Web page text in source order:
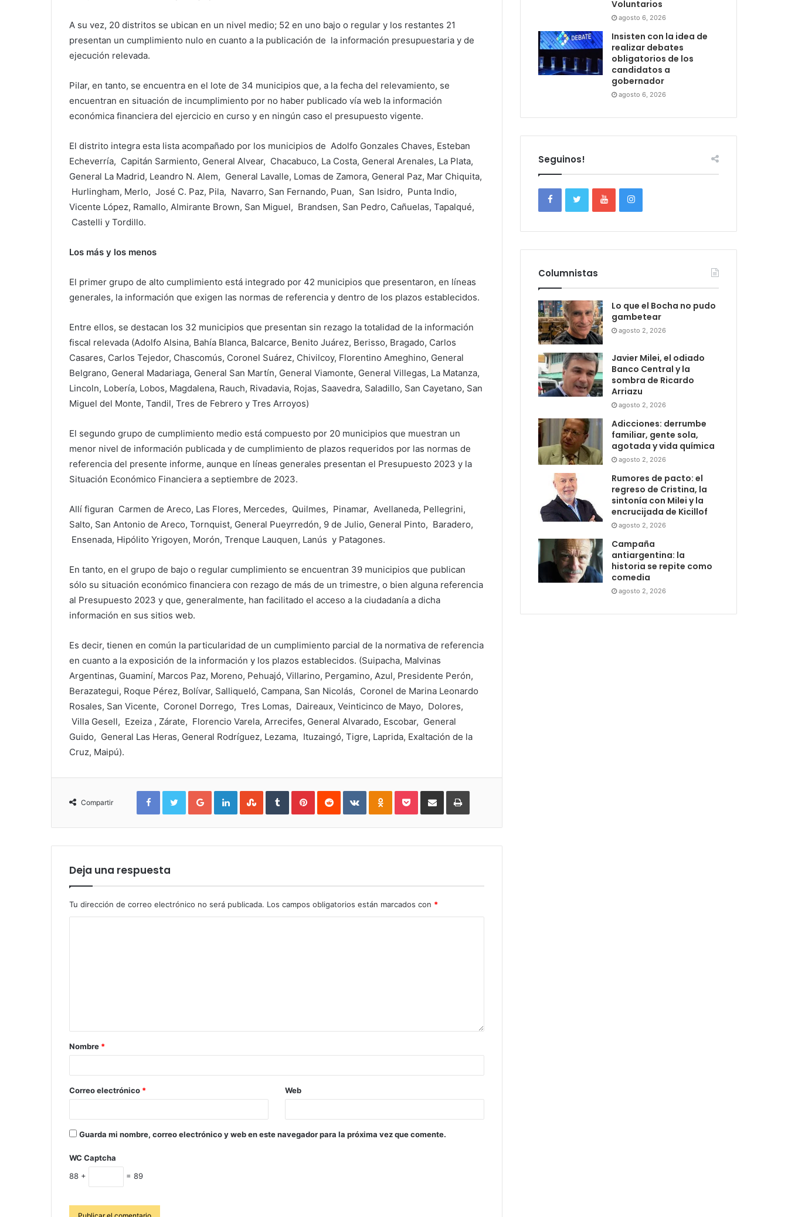
A su vez, 20 distritos se ubican en un nivel medio; 52 en uno bajo o regular y los restantes 21
presentan un cumplimiento nulo en cuanto a la publicación de la información presupuestaria y de
ejecución relevada.
Pilar, en tanto, se encuentra en el lote de 34 municipios que, a la fecha del relevamiento, se
encuentran en situación de incumplimiento por no haber publicado vía web la información
económica financiera del ejercicio en curso y en ningún caso el presupuesto vigente.
El distrito integra esta lista acompañado por los municipios de Adolfo Gonzales Chaves, Esteban
Echeverría, Capitán Sarmiento, General Alvear, Chacabuco, La Costa, General Arenales, La Plata,
General La Madrid, Leandro N. Alem, General Lavalle, Lomas de Zamora, General Paz, Mar Chiquita,
Hurlingham, Merlo, José C. Paz, Pila, Navarro, San Fernando, Puan, San Isidro, Punta Indio,
Vicente López, Ramallo, Almirante Brown, San Miguel, Brandsen, San Pedro, Cañuelas, Tapalqué,
Castelli y Tordillo.
Los más y los menos
El primer grupo de alto cumplimiento está integrado por 42 municipios que presentaron, en líneas
generales, la información que exigen las normas de referencia y dentro de los plazos establecidos.
Entre ellos, se destacan los 32 municipios que presentan sin rezago la totalidad de la información
fiscal relevada (Adolfo Alsina, Bahía Blanca, Balcarce, Benito Juárez, Berisso, Bragado, Carlos
Casares, Carlos Tejedor, Chascomús, Coronel Suárez, Chivilcoy, Florentino Ameghino, General
Belgrano, General Madariaga, General San Martín, General Viamonte, General Villegas, La Matanza,
Lincoln, Lobería, Lobos, Magdalena, Rauch, Rivadavia, Rojas, Saavedra, Saladillo, San Cayetano, San
Miguel del Monte, Tandil, Tres de Febrero y Tres Arroyos)
El segundo grupo de cumplimiento medio está compuesto por 20 municipios que muestran un
menor nivel de información publicada y de cumplimiento de plazos requeridos por las normas de
referencia del presente informe, aunque en líneas generales presentan el Presupuesto 2023 y la
Situación Económico Financiera a septiembre de 2023.
Allí figuran Carmen de Areco, Las Flores, Mercedes, Quilmes, Pinamar, Avellaneda, Pellegrini,
Salto, San Antonio de Areco, Tornquist, General Pueyrredón, 9 de Julio, General Pinto, Baradero,
Ensenada, Hipólito Yrigoyen, Morón, Trenque Lauquen, Lanús y Patagones.
En tanto, en el grupo de bajo o regular cumplimiento se encuentran 39 municipios que publican
sólo su situación económico financiera con rezago de más de un trimestre, o bien alguna referencia
al Presupuesto 2023 y que, generalmente, han facilitado el acceso a la ciudadanía a dicha
información en sus sitios web.
Es decir, tienen en común la particularidad de un cumplimiento parcial de la normativa de referencia
en cuanto a la exposición de la información y los plazos establecidos. (Suipacha, Malvinas
Argentinas, Guaminí, Marcos Paz, Moreno, Pehuajó, Villarino, Pergamino, Azul, Presidente Perón,
Berazategui, Roque Pérez, Bolívar, Salliqueló, Campana, San Nicolás, Coronel de Marina Leonardo
Rosales, San Vicente, Coronel Dorrego, Tres Lomas, Daireaux, Veinticinco de Mayo, Dolores,
Villa Gesell, Ezeiza , Zárate, Florencio Varela, Arrecifes, General Alvarado, Escobar, General
Guido, General Las Heras, General Rodríguez, Lezama, Ituzaingó, Tigre, Laprida, Exaltación de la
Cruz, Maipú).
Compartir
FacebookTwitterGoogle+LinkedInStumbleUpon
TumblrPinterestReddit VKontakteOdnoklassniki
PocketShare
Email
Print
Deja una respuesta
Tu dirección de correo electrónico no será publicada. Los campos obligatorios están marcados con *
Nombre *
Correo electrónico * Web
Guarda mi nombre, correo electrónico y web en este navegador para la próxima vez que comente.
WC Captcha
88 +
= 89
Voluntarios
agosto 6, 2026
Insisten con la idea de
realizar debates
obligatorios de los
candidatos a
gobernador
agosto 6, 2026
Seguinos!
Columnistas
Lo que el Bocha no pudo
gambetear
agosto 2, 2026
Javier Milei, el odiado
Banco Central y la
sombra de Ricardo
Arriazu
agosto 2, 2026
Adicciones: derrumbe
familiar, gente sola,
agotada y vida química
agosto 2, 2026
Rumores de pacto: el
regreso de Cristina, la
sintonía con Milei y la
encrucijada de Kicillof
agosto 2, 2026
Campaña
antiargentina: la
historia se repite como
comedia
agosto 2, 2026